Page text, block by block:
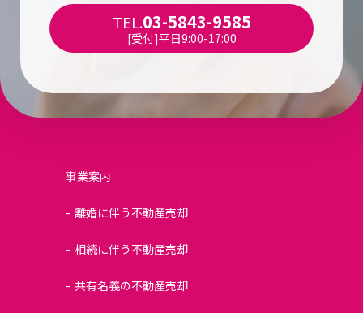
TEL.03-5843-9585
[受付]平日9:00-17:00
事業案内
離婚に伴う不動産売却
相続に伴う不動産売却
共有名義の不動産売却